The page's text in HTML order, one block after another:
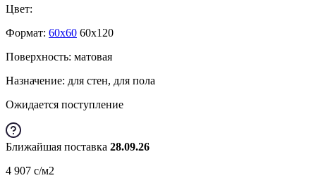
Цвет:
Формат: 60x60 60x120
Поверхность: матовая
Назначение: для стен, для пола
Ожидается поступление
Ближайшая поставка 28.09.26
4 907 c/м2